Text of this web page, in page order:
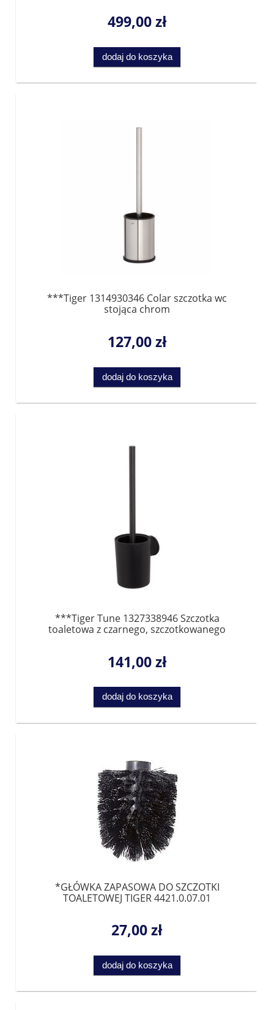
499,00 zł
dodaj do koszyka
***Tiger 1314930346 Colar szczotka wc
stojąca chrom
127,00 zł
dodaj do koszyka
***Tiger Tune 1327338946 Szczotka
toaletowa z czarnego, szczotkowanego
141,00 zł
dodaj do koszyka
*GŁÓWKA ZAPASOWA DO SZCZOTKI
TOALETOWEJ TIGER 4421.0.07.01
27,00 zł
dodaj do koszyka